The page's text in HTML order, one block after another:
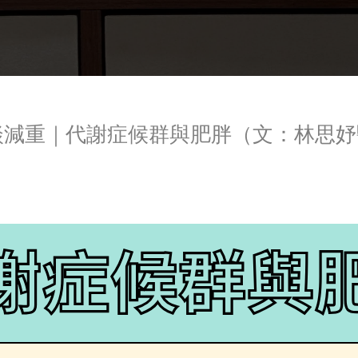
重｜代謝症候群與肥胖（文：林思